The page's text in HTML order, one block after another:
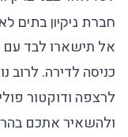
חברת ניקיון בתים
אל תישארו לבד עם
כניסה לדירה. לרוב
לרצפה ודוקטור